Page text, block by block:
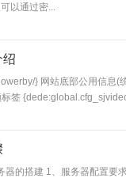
以通过密...
绍
} 网站底部公用信息
签
器的搭建 1、服务器配置